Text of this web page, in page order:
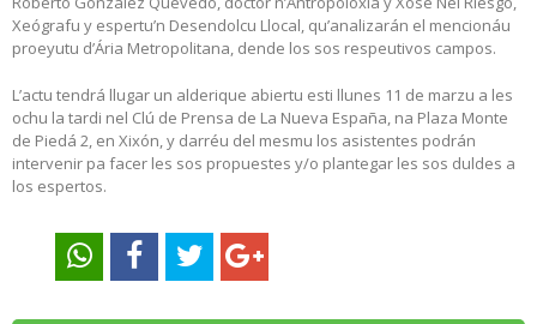
Xeógrafu y espertu’n Desendolcu Llocal, qu’analizarán el mencionáu
proeyutu d’Ária Metropolitana, dende los sos respeutivos campos.
L’actu tendrá llugar un alderique abiertu esti llunes 11 de marzu a les
ochu la tardi nel Clú de Prensa de La Nueva España, na Plaza Monte
de Piedá 2, en Xixón, y darréu del mesmu los asistentes podrán
intervenir pa facer les sos propuestes y/o plantegar les sos duldes a
los espertos.